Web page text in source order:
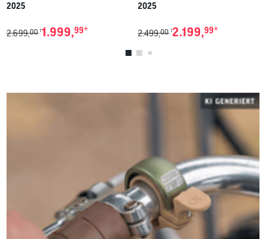
2025
2.699,00 11.999,99*
2025
2.499,00 12.199,99*